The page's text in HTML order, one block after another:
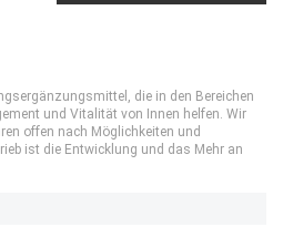
die in den Bereichen
und Vitalität von Innen helfen. Wir
offen nach Möglichkeiten und
ist die Entwicklung und das Mehr an